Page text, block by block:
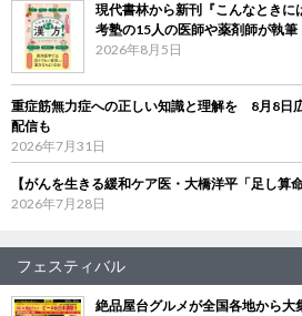
現代書林から新刊『こんなとき
考塾の15人の医師や薬剤師が執筆
2026年8月5日
重症筋無力症への正しい知識と理解を 8月8日
配信も
2026年7月31日
【がんを生きる緩和ケア医・大橋洋平「足し算
2026年7月28日
フェスティバル
絶品屋台グルメが全国各地から